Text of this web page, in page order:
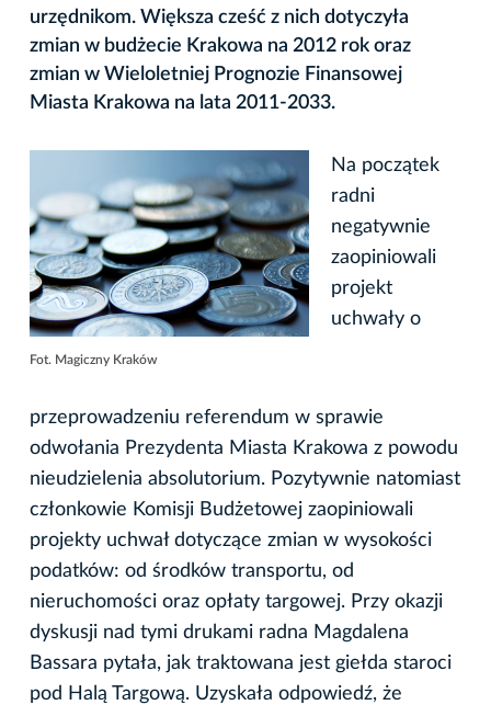
urzędnikom. Większa cześć z nich dotyczyła
zmian w budżecie Krakowa na 2012 rok oraz
zmian w Wieloletniej Prognozie Finansowej
Miasta Krakowa na lata 2011-2033.
Fot. Magiczny Kraków
Na początek
radni
negatywnie
zaopiniowali
projekt
uchwały o
przeprowadzeniu referendum w sprawie
odwołania Prezydenta Miasta Krakowa z powodu
nieudzielenia absolutorium. Pozytywnie natomiast
członkowie Komisji Budżetowej zaopiniowali
projekty uchwał dotyczące zmian w wysokości
podatków: od środków transportu, od
nieruchomości oraz opłaty targowej. Przy okazji
dyskusji nad tymi drukami radna Magdalena
Bassara pytała, jak traktowana jest giełda staroci
pod Halą Targową. Uzyskała odpowiedź, że